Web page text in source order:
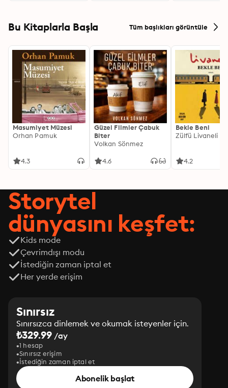
motivierenden Fit &
Schlank Programm
Ziele ganz einfach in
Rekordzeit
Bu Kitaplarla Başla Tüm başlıkları görüntüle
Masumiyet Müzesi
Orhan Pamuk
4.3
Güzel Filmler Çabuk
Biter
Volkan Sönmez
4.6
Bekle Beni
Zülfü Livaneli
4.2
Storytel
dünyasını keşfet:
Kids mode
Çevrimdışı modu
İstediğin zaman iptal et
Her yerde erişim
Sınırsız
Sınırsızca dinlemek ve okumak isteyenler için.
₺329.99 /ay
1 hesap
Sınırsız erişim
İstediğin zaman iptal et
Abonelik başlat